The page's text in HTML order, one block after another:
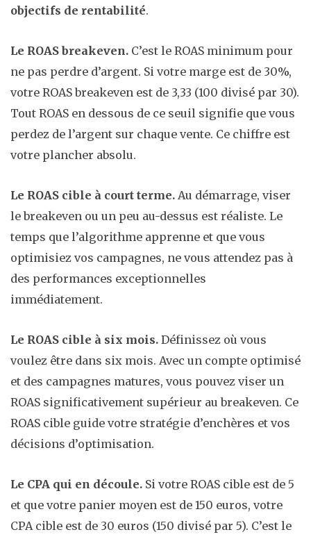
objectifs de rentabilité.
Le ROAS breakeven. C’est le ROAS minimum pour
ne pas perdre d’argent. Si votre marge est de 30%,
votre ROAS breakeven est de 3,33 (100 divisé par 30).
Tout ROAS en dessous de ce seuil signifie que vous
perdez de l’argent sur chaque vente. Ce chiffre est
votre plancher absolu.
Le ROAS cible à court terme. Au démarrage, viser
le breakeven ou un peu au-dessus est réaliste. Le
temps que l’algorithme apprenne et que vous
optimisiez vos campagnes, ne vous attendez pas à
des performances exceptionnelles
immédiatement.
Le ROAS cible à six mois. Définissez où vous
voulez être dans six mois. Avec un compte optimisé
et des campagnes matures, vous pouvez viser un
ROAS significativement supérieur au breakeven. Ce
ROAS cible guide votre stratégie d’enchères et vos
décisions d’optimisation.
Le CPA qui en découle. Si votre ROAS cible est de 5
et que votre panier moyen est de 150 euros, votre
CPA cible est de 30 euros (150 divisé par 5). C’est le